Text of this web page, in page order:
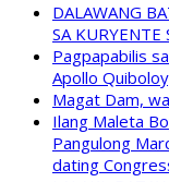
DALAWANG
SA KURYENTE
Pagpapabilis
Apollo
Magat Dam,
Ilang Maleta
Pangulong
dating